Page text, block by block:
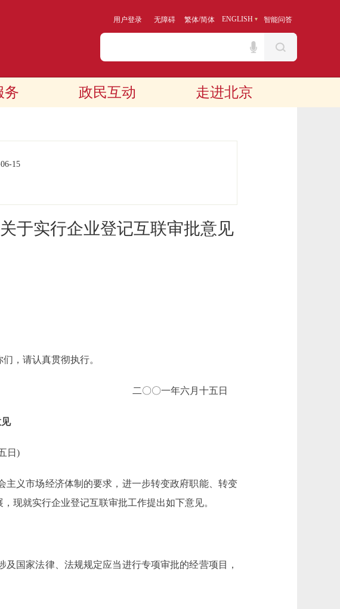
用户登录 无障碍 繁体/简体 ENGLISH 智能问答
务 政民互动 走进北京
15
于实行企业登记互联审批意见
，请认真贯彻执行。
二〇〇一年六月十五日
日)
义市场经济体制的要求，进一步转变政府职能、转变
现就实行企业登记互联审批工作提出如下意见。
国家法律、法规规定应当进行专项审批的经营项目，